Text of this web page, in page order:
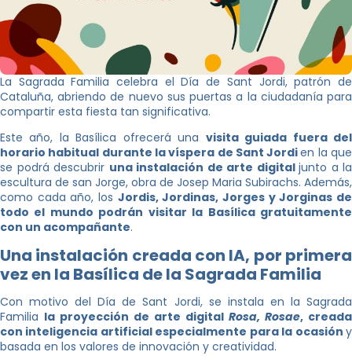
La Sagrada Familia celebra el Día de Sant Jordi, patrón de
Cataluña, abriendo de nuevo sus puertas a la ciudadanía para
compartir esta fiesta tan significativa.
Este año, la Basílica ofrecerá una visita guiada fuera del
horario habitual durante la víspera de Sant Jordien la que
se podrá descubrir una instalación de arte digital junto a la
escultura de san Jorge, obra de Josep Maria Subirachs. Además,
como cada año, los Jordis, Jordinas, Jorges y Jorginas de
todo el mundo podrán visitar la Basílica gratuitamente
con un acompañante.
Una instalación creada con IA, por primera
vez en la Basílica de la Sagrada Familia
Con motivo del Día de Sant Jordi, se instala en la Sagrada
Familia la proyección de arte digital Rosa, Rosae, creada
con inteligencia artificial especialmente para la ocasión y
basada en los valores de innovación y creatividad.